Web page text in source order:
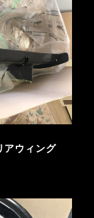
ウィング